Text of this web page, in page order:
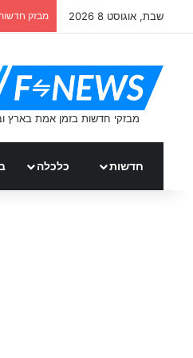
שבת, אוגוסט 8 2026 מבזק
חדשות כלכלה